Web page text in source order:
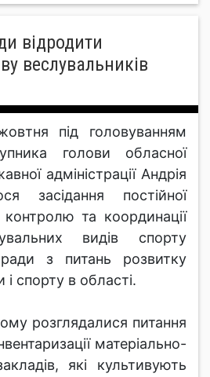
відродити
веслувальників
під головуванням
голови обласної
адміністрації Андрія
засідання постійної
та координації
видів спорту
ради з питань розвитку
і спорту в області.
розглядалися питання
матеріально-
які культивують